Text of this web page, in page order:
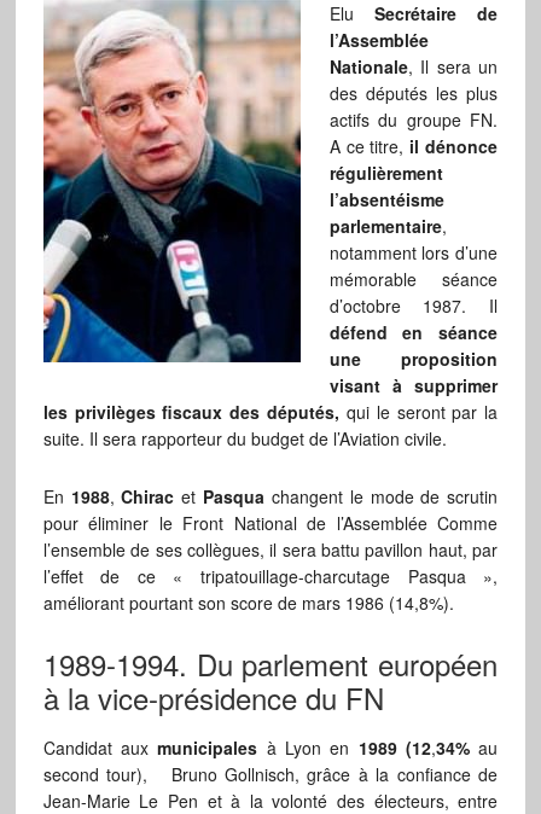
Elu Secrétaire de
l’Assemblée
Nationale, Il sera un
des députés les plus
actifs du groupe FN.
A ce titre, il dénonce
régulièrement
l’absentéisme
parlementaire,
notamment lors d’une
mémorable séance
d’octobre 1987. Il
défend en séance
une proposition
visant à supprimer
les privilèges fiscaux des députés, qui le seront par la
suite. Il sera rapporteur du budget de l’Aviation civile.
En 1988,Chiracet Pasqua changent le mode de scrutin
pour éliminer le Front National de l’Assemblée Comme
l’ensemble de ses collègues, il sera battu pavillon haut, par
l’effet de ce « tripatouillage-charcutage Pasqua »,
améliorant pourtant son score de mars 1986 (14,8%).
1989-1994. Du parlement européen
à la vice-présidence du FN
Candidat auxmunicipales à Lyon en 1989 (12,34%au
second tour), Bruno Gollnisch, grâce à la confiance de
Jean-Marie Le Pen et à la volonté des électeurs, entre